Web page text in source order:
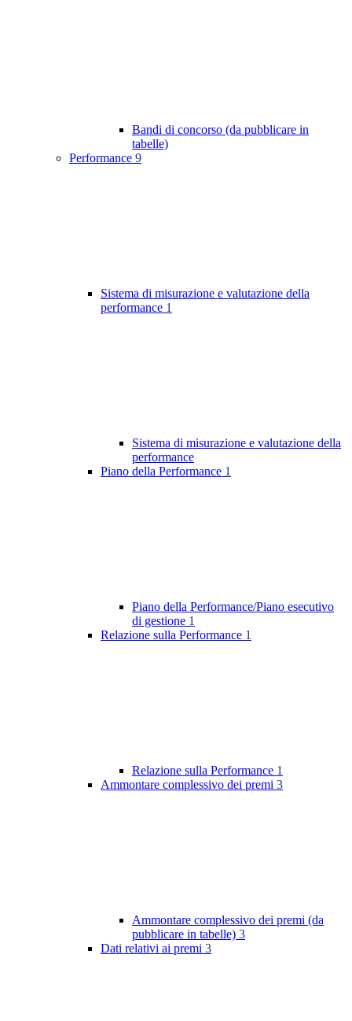
Bandi di concorso (da pubblicare in
tabelle)
Performance 9
Sistema di misurazione e valutazione della
performance 1
Sistema di misurazione e valutazione della
performance
Piano della Performance 1
Piano della Performance/Piano esecutivo
di gestione 1
Relazione sulla Performance 1
Relazione sulla Performance 1
Ammontare complessivo dei premi 3
Ammontare complessivo dei premi (da
pubblicare in tabelle) 3
Dati relativi ai premi 3